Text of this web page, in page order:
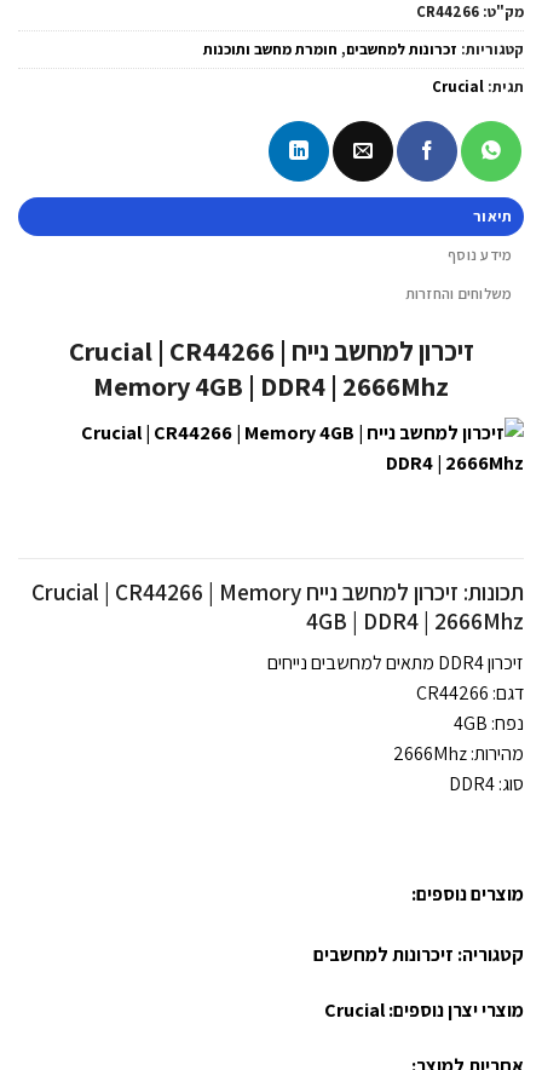
מק"ט: CR44266
קטגוריות: זכרונות למחשבים, חומרת מחשב ותוכנות
תגית: Crucial
תיאור
מידע נוסף
משלוחים והחזרות
זיכרון למחשב נייח Crucial | CR44266 |
Memory 4GB | DDR4 | 2666Mhz
תכונות: זיכרון למחשב נייח Crucial | CR44266 | Memory
4GB | DDR4 | 2666Mhz
זיכרון DDR4 מתאים למחשבים נייחים
דגם: CR44266
נפח: 4GB
מהירות: 2666Mhz
סוג: DDR4
מוצרים נוספים:
קטגוריה: זיכרונות למחשבים
מוצרי יצרן נוספים:Crucial